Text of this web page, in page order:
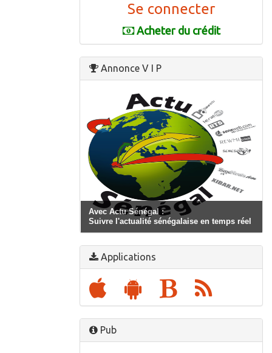
Se connecter
Acheter du crédit
Annonce V I P
Avec Actu Sénégal :
Suivre l'actualité sénégalaise en temps réel
Applications
Pub